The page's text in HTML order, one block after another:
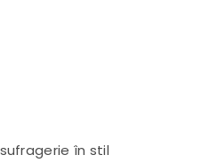
în stil